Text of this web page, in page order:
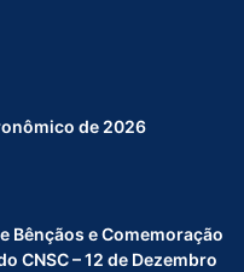
de 2026
Bênçãos e Comemoração
CNSC – 12 de Dezembro